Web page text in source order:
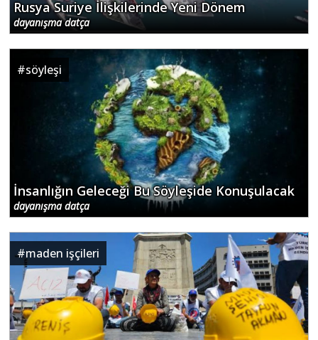
Rusya Suriye İlişkilerinde Yeni Dönem
dayanışma datça
#söyleşi
İnsanlığın Geleceği Bu Söyleşide Konuşulacak
dayanışma datça
#maden işçileri